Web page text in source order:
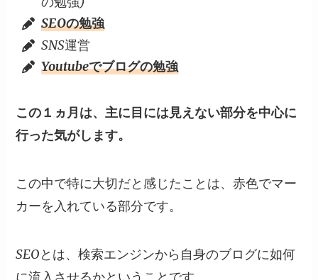
SEOの勉強
SNS運営
Youtubeでブログの勉強
この１ヵ月は、主に目には見えない部分を中心に
行った気がします。
この中で特に大切だと感じたことは、赤色でマー
カーを入れている部分です。
SEOとは、検索エンジンから自身のブログに如何
に流入させるかということです。